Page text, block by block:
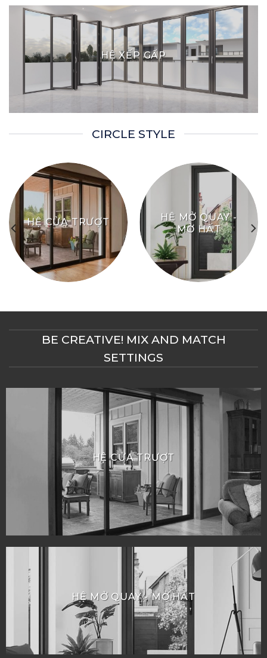
HỆ XẾP GẤP
CIRCLE STYLE
HỆ CỬA TRƯỢT
HỆ MỞ QUAY -
MỞ HẤT
BE CREATIVE! MIX AND MATCH
SETTINGS
HỆ CỬA TRƯỢT
HỆ MỞ QUAY - MỞ HẤT